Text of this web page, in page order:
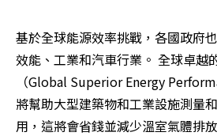
基於全球能源效率挑戰，各國政府
效能、工業和汽車行業。 全球卓越
（Global Superior Energy
將幫助大型建築物和工業設施測量
用，這將會省錢並減少溫室氣體排